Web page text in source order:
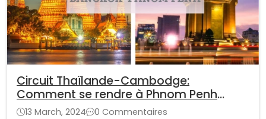
Circuit Thaïlande-Cambodge:
Comment se rendre à Phnom Penh
depuis Bangkok ?
13 March, 2024
0 Commentaires